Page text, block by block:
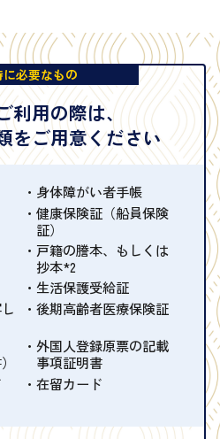
に必要なもの
利用の際は、
をご用意ください
身体障がい者手帳
健康保険証（船員保険
証）
戸籍の謄本、もしくは
抄本*2
生活保護受給証
後期高齢者医療保険証
外国人登録原票の記載
事項証明書
在留カード